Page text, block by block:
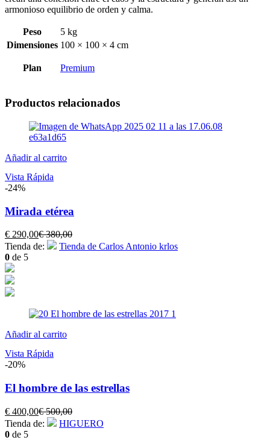
armonioso equilibrio de orden y calma.
Peso
5 kg
Dimensiones 100 × 100 × 4 cm
Plan Premium
Productos relacionados
Añadir al carrito
Vista Rápida
-24%
Mirada etérea
€ 290,00El
precio
€380,00El
precio
Tienda de:
Tienda de Carlos Antonio krlos
0 de 5
Añadir al carrito
Vista Rápida
-20%
El hombre de las estrellas
€ 400,00El
precio
€500,00El
precio
Tienda de:
HIGUERO
0 de 5